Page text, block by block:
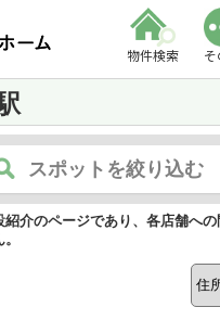
物件検索
スポットを絞り込む
介のページであり、各店舗への